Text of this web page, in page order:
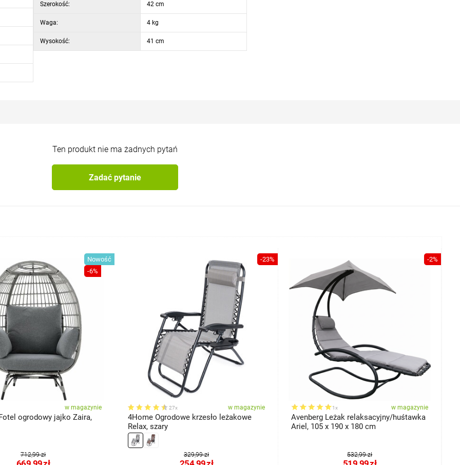
, dzięki czemu nadaje się do całorocznego użytku na zewnątrz. Ponadto
Państwo podczas codziennego użytkowania.
Szerokość: 42 cm
Waga: 4 kg
Wysokość: 41 cm
Ten produkt nie ma żadnych pytań
Zadać pytanie
Nowość
-6%
w magazynie
ogrodowy jajko Zaira,
712,99 zł
-23%
27x w magazynie
4Home Ogrodowe krzesło leżakowe
Relax, szary
329,99 zł
-2%
1x w magazynie
Avenberg Leżak relaksacyjny/huśtawka
Ariel, 105 x 190 x 180 cm
532,99 zł